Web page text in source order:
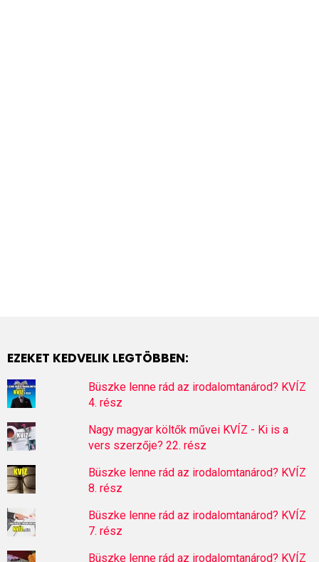
EZEKET KEDVELIK LEGTÖBBEN:
Büszke lenne rád az irodalomtanárod? KVÍZ
4. rész
Nagy magyar költők művei KVÍZ - Ki is a
vers szerzője? 22. rész
Büszke lenne rád az irodalomtanárod? KVÍZ
8. rész
Büszke lenne rád az irodalomtanárod? KVÍZ
7. rész
Büszke lenne rád az irodalomtanárod? KVÍZ